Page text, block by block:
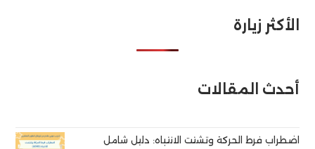
الأكثر زيارة
أحدث المقالات
اضطراب فرط الحركة وتشتت الانتباه: دليل شامل